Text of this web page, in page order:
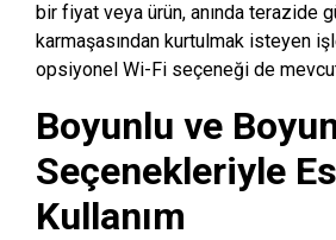
bir fiyat veya ürün, anında terazide
karmaşasından kurtulmak isteyen
opsiyonel Wi-Fi seçeneği de
Boyunlu ve
Seçenekleriyle
Kullanım